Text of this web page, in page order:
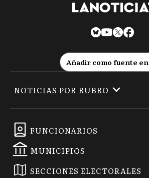
Añadir como fuente en
FUNCIONARIOS
MUNICIPIOS
SECCIONES ELECTORALES
NOTICIAS POR RUBRO